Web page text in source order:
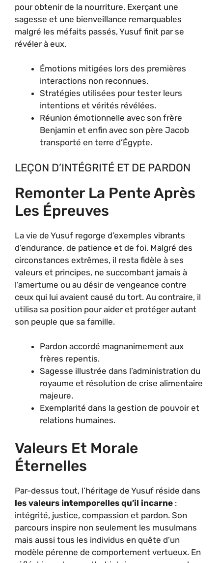
pour obtenir de la nourriture. Exerçant une
sagesse et une bienveillance remarquables
malgré les méfaits passés, Yusuf finit par se
révéler à eux.
Émotions mitigées lors des premières
interactions non reconnues.
Stratégies utilisées pour tester leurs
intentions et vérités révélées.
Réunion émotionnelle avec son frère
Benjamin et enfin avec son père Jacob
transporté en terre d’Égypte.
LEÇON D’INTÉGRITÉ ET DE PARDON
Remonter La Pente Après
Les Épreuves
La vie de Yusuf regorge d’exemples vibrants
d’endurance, de patience et de foi. Malgré des
circonstances extrêmes, il resta fidèle à ses
valeurs et principes, ne succombant jamais à
l’amertume ou au désir de vengeance contre
ceux qui lui avaient causé du tort. Au contraire, il
utilisa sa position pour aider et protéger autant
son peuple que sa famille.
Pardon accordé magnanimement aux
frères repentis.
Sagesse illustrée dans l’administration du
royaume et résolution de crise alimentaire
majeure.
Exemplarité dans la gestion de pouvoir et
relations humaines.
Valeurs Et Morale
Éternelles
Par-dessus tout, l’héritage de Yusuf réside dans
les valeurs intemporelles qu’il incarne :
intégrité, justice, compassion et pardon. Son
parcours inspire non seulement les musulmans
mais aussi tous les individus en quête d’un
modèle pérenne de comportement vertueux. En